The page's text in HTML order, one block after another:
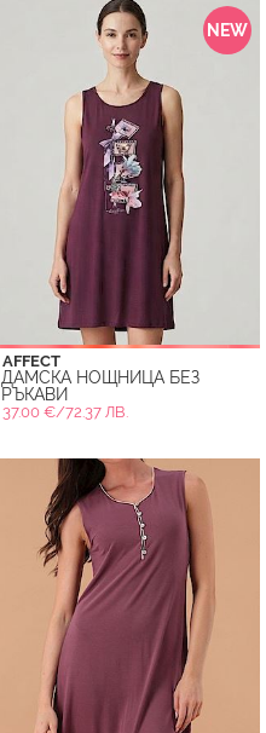
NEW
AFFECT
ДАМСКА НОЩНИЦА БЕЗ
РЪКАВИ
37.00 €/72.37 ЛВ.